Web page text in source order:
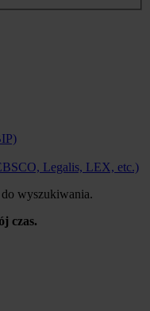
Legalis, LEX, etc.)
do wyszukiwania.
czas.